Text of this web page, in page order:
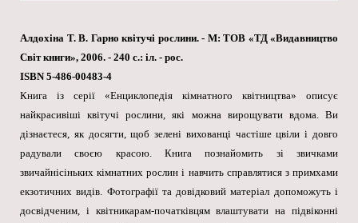
Алдохіна Т. В. Гарно квітучі рослини. - М: ТОВ «ТД «Видавництво
Світ книги», 2006. - 240 с.: іл. - рос.
ISBN 5-486-00483-4
Книга із серії «Енциклопедія кімнатного квітництва» описує
найкрасивіші квітучі рослини, які можна вирощувати вдома. Ви
дізнаєтеся, як досягти, щоб зелені вихованці частіше цвіли і довго
радували своєю красою. Книга познайомить зі звичками
звичайнісіньких кімнатних рослин і навчить справлятися з примхами
екзотичних видів. Фотографії та довідковий матеріал допоможуть і
досвідченим, і квітникарам-початківцям влаштувати на підвіконні